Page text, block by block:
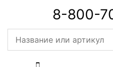
8-800-